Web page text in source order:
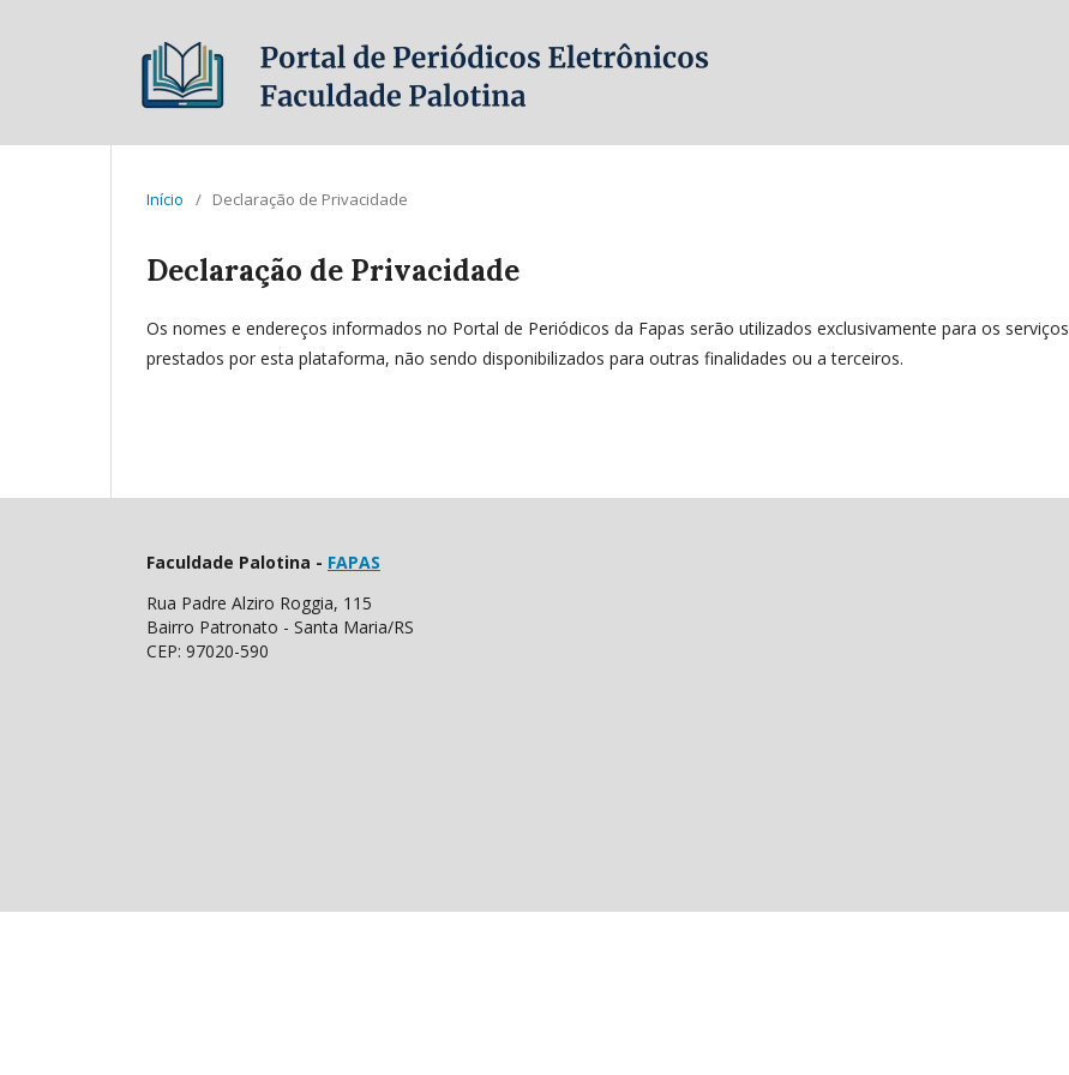
Início / Declaração de Privacidade
Declaração de Privacidade
Os nomes e endereços informados no Portal de Periódicos da Fapas serão utilizados exclusivamente para os serviços
prestados por esta plataforma, não sendo disponibilizados para outras finalidades ou a terceiros.
Faculdade Palotina - FAPAS
Rua Padre Alziro Roggia, 115
Bairro Patronato - Santa Maria/RS
CEP: 97020-590